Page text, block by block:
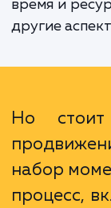
могут
увеличив
время и
другие